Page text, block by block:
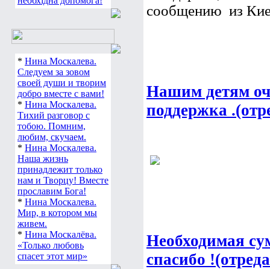
* Нина Москалева.
Следуем за зовом
своей души и творим
добро вместе с вами!
* Нина Москалева.
Тихий разговор с
тобою. Помним,
любим, скучаем.
* Нина Москалева.
Наша жизнь
принадлежит только
нам и Творцу! Вместе
прославим Бога!
* Нина Москалева.
Мир, в котором мы
живем.
* Нина Москалёва.
«Только любовь
спасет этот мир»
сообщению  из
Нашим детям
поддержка
Необходимая
спасибо